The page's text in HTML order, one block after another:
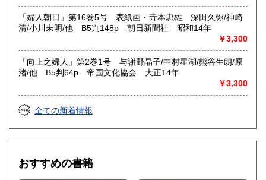
「婦人朝日」第16巻5号 表紙画・寺本忠雄 深田久弥/神崎
清/小川未明/他 B5判148p 朝日新聞社 昭和14年
￥3,300
「向上之婦人」第2巻1号 与謝野晶子/中村星湖/熊谷生朗/原
渚/他 B5判64p 帝国文化協会 大正14年
￥3,300
全ての新着情報
おすすめの書籍